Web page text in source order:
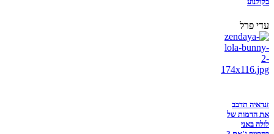
עדי פרל
זנדאיה תדבב
את הדמות של
לולה באני